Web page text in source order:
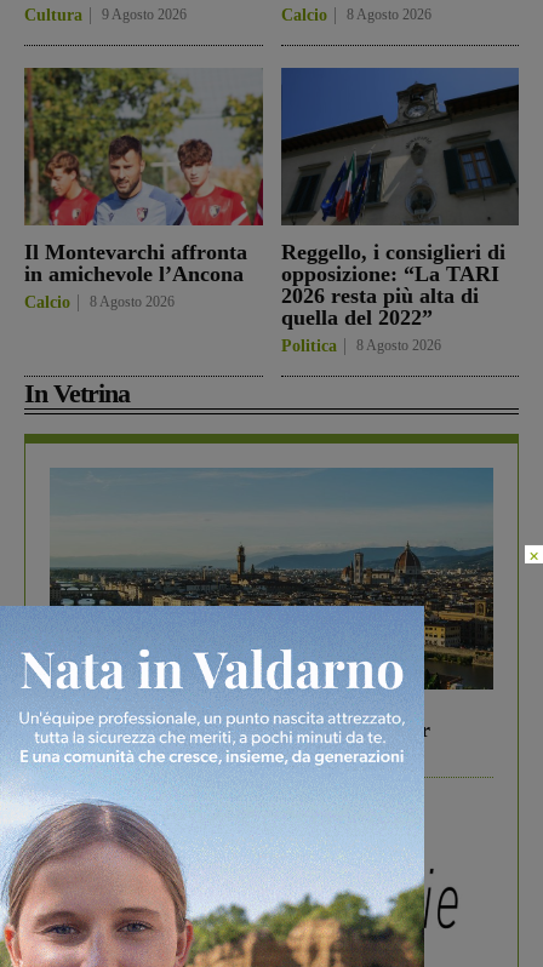
Cultura 9 Agosto 2026 Calcio 8 Agosto 2026
Il Montevarchi affronta
in amichevole l’Ancona
Calcio 8 Agosto 2026
Reggello, i consiglieri di
opposizione: “La TARI
2026 resta più alta di
quella del 2022”
Politica 8 Agosto 2026
In Vetrina
In vetrina 6 Agosto 2026
Gita di famiglia a Firenze: 5 idee per far
divertire i tuoi figli
×